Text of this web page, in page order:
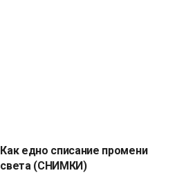
Как едно списание промени
света (СНИМКИ)